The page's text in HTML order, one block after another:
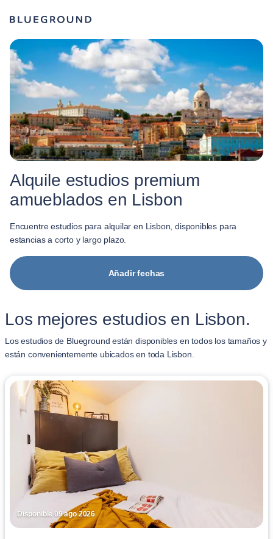
Alquile estudios premium
amueblados en Lisbon
Encuentre estudios para alquilar en Lisbon, disponibles para
estancias a corto y largo plazo.
Añadir fechas
Los mejores estudios en Lisbon.
Los estudios de Blueground están disponibles en todos los tamaños y
están convenientemente ubicados en toda Lisbon.
Disponible 09 ago 2026